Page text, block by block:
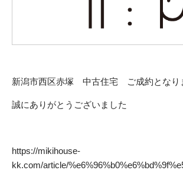
新潟市西区赤塚 中古住宅 ご成約となり
誠にありがとうございました
https://mikihouse-
kk.com/article/